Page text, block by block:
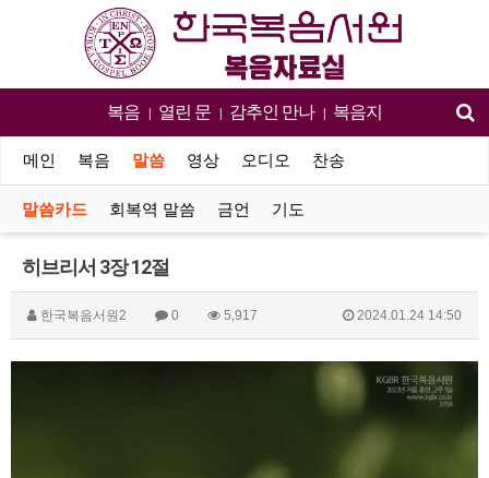
복음 | 열린 문 | 감추인 만나 | 복음지
메인 복음 말씀 영상 오디오 찬송
말씀카드 회복역 말씀 금언 기도
히브리서 3장 12절
한국복음서원2 0 5,917 2024.01.24 14:50